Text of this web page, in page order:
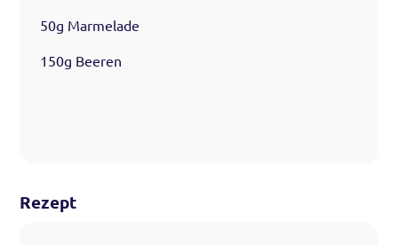
50g Marmelade
150g Beeren
Rezept